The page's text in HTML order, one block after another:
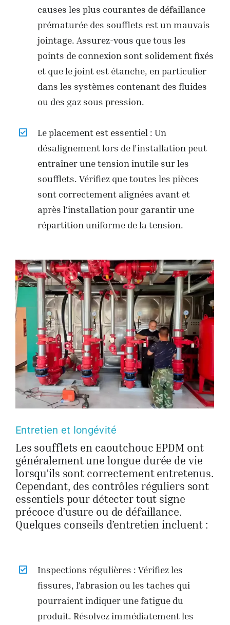
causes les plus courantes de défaillance
prématurée des soufflets est un mauvais
jointage. Assurez-vous que tous les
points de connexion sont solidement fixés
et que le joint est étanche, en particulier
dans les systèmes contenant des fluides
ou des gaz sous pression.
Le placement est essentiel : Un
désalignement lors de l’installation peut
entraîner une tension inutile sur les
soufflets. Vérifiez que toutes les pièces
sont correctement alignées avant et
après l’installation pour garantir une
répartition uniforme de la tension.
Entretien et longévité
Les soufflets en caoutchouc EPDM ont
généralement une longue durée de vie
lorsqu’ils sont correctement entretenus.
Cependant, des contrôles réguliers sont
essentiels pour détecter tout signe
précoce d’usure ou de défaillance.
Quelques conseils d’entretien incluent :
Inspections régulières : Vérifiez les
fissures, l’abrasion ou les taches qui
pourraient indiquer une fatigue du
produit. Résolvez immédiatement les